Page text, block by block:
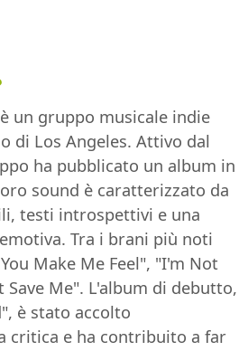
un gruppo musicale indie
di Los Angeles. Attivo dal
ha pubblicato un album in
sound è caratterizzato da
testi introspettivi e una
Tra i brani più noti
Make Me Feel", "I'm Not
Save Me". L'album di debutto,
è stato accolto
critica e ha contribuito a far